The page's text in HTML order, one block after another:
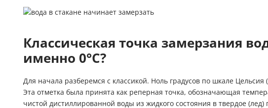
Классическая точка замерзания
именно 0°C?
Для начала разберемся с классикой. Ноль градусов по шкале Цельсия
Эта отметка была принята как реперная точка, обозначающая
чистой дистиллированной воды из жидкого состояния в твердое